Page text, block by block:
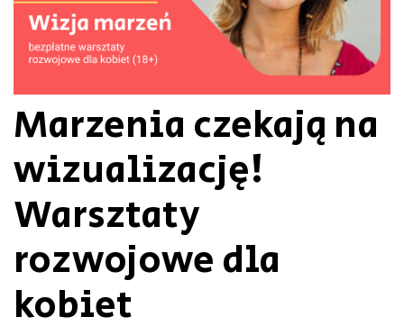
Marzenia czekają na
wizualizację!
Warsztaty
rozwojowe dla
kobiet